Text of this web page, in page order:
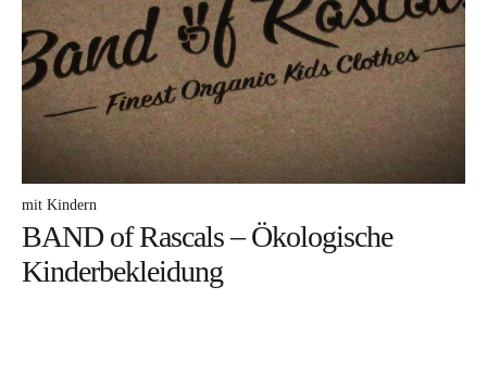
DA frag ich nach
MEHR davon
ICH mach mit
WARUM darum
DAS bin ich
mit Kindern
BAND of Rascals – Ökologische
Kinderbekleidung